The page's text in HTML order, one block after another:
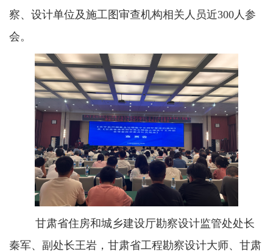
察、设计单位及施工图审查机构相关人员近300人参
会。
甘肃省住房和城乡建设厅勘察设计监管处处长
秦军、副处长王岩，甘肃省工程勘察设计大师、甘肃